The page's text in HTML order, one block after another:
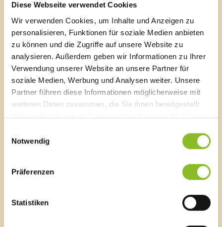
Diese Webseite verwendet Cookies
Wir verwenden Cookies, um Inhalte und Anzeigen zu
personalisieren, Funktionen für soziale Medien anbieten
zu können und die Zugriffe auf unsere Website zu
analysieren. Außerdem geben wir Informationen zu Ihrer
Verwendung unserer Website an unsere Partner für
soziale Medien, Werbung und Analysen weiter. Unsere
Partner führen diese Informationen möglicherweise mit
weiteren Daten zusammen, die Sie ihnen bereitgestellt
haben oder die sie im Rahmen Ihrer Nutzung der Dienste
Notwendig
Präferenzen
Statistiken
Link
Anmeldeformular
Marktgemeinde Frastanz
Sägenplatz 1
A-6820 Frastanz, Österreich
Lageplan
F 0043 5522 51534-6
Veröffentlichungsportal